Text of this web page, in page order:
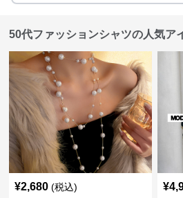
50代ファッションシャツの人気ア
¥2,680 (税込) ¥